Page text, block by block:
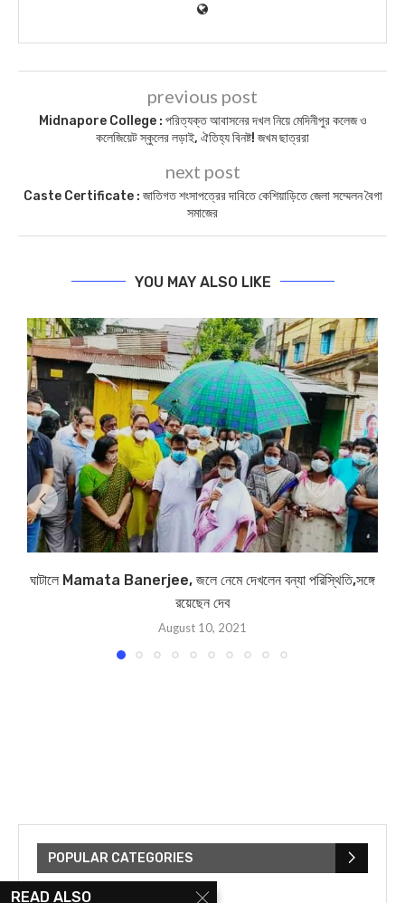
previous post
Midnapore College : পরিত্যক্ত আবাসনের দখল নিয়ে মেদিনীপুর কলেজ ও
কলেজিয়েট স্কুলের লড়াই, ঐতিহ্য বিনষ্ট! জখম ছাত্ররা
next post
Caste Certificate : জাতিগত শংসাপত্রের দাবিতে কেশিয়াড়িতে জেলা সম্মেলন বৈগা
সমাজের
YOU MAY ALSO LIKE
ঘাটালে Mamata Banerjee, জলে নেমে দেখলেন বন্যা পরিস্থিতি,সঙ্গে
রয়েছেন দেব
August 10, 2021
POPULAR CATEGORIES
READ ALSO